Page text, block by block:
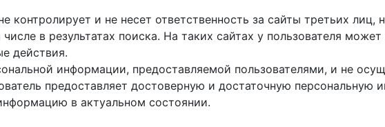
и не несет ответственность за сайты третьих лиц,
в результатах поиска. На таких сайтах у пользователя
действия.
информации, предоставляемой пользователями, и не
предоставляет достоверную и достаточную
в актуальном состоянии.